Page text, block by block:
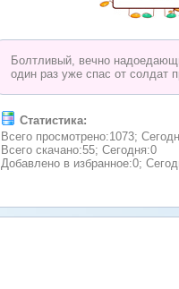
Болтливый, вечно
один раз уже спас от солдат
Статистика:
Всего просмотрено:1073;
Всего скачано:55; Сегодня:0
Добавлено в избранное:0;